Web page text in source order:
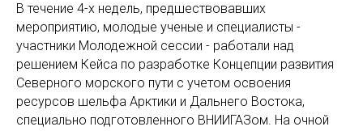
В течение 4-х недель, предшествовавших
мероприятию, молодые ученые и специалисты -
участники Молодежной сессии - работали над
решением Кейса по разработке Концепции развития
Северного морского пути с учетом освоения
ресурсов шельфа Арктики и Дальнего Востока,
специально подготовленного ВНИИГАЗом. На очной